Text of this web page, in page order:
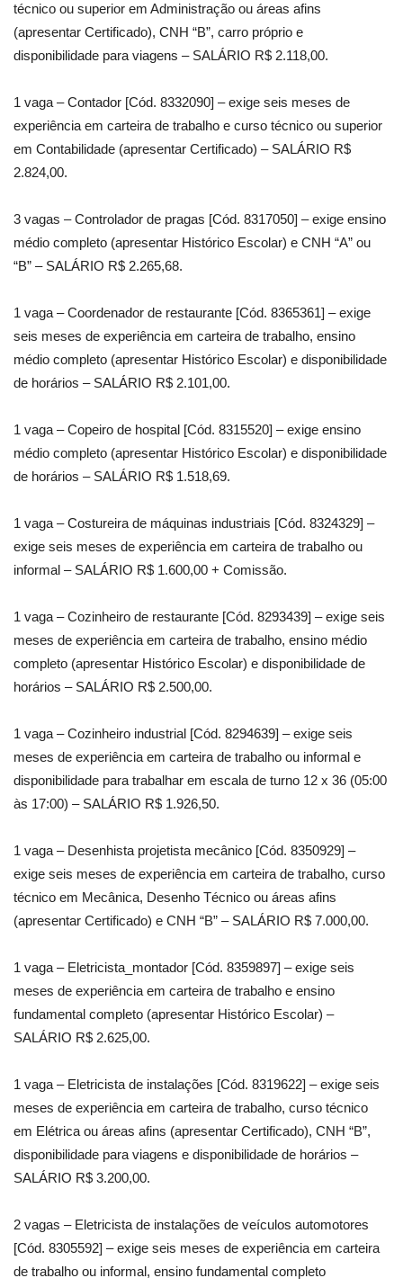
técnico ou superior em Administração ou áreas afins
(apresentar Certificado), CNH “B”, carro próprio e
disponibilidade para viagens – SALÁRIO R$ 2.118,00.
1 vaga – Contador [Cód. 8332090] – exige seis meses de
experiência em carteira de trabalho e curso técnico ou superior
em Contabilidade (apresentar Certificado) – SALÁRIO R$
2.824,00.
3 vagas – Controlador de pragas [Cód. 8317050] – exige ensino
médio completo (apresentar Histórico Escolar) e CNH “A” ou
“B” – SALÁRIO R$ 2.265,68.
1 vaga – Coordenador de restaurante [Cód. 8365361] – exige
seis meses de experiência em carteira de trabalho, ensino
médio completo (apresentar Histórico Escolar) e disponibilidade
de horários – SALÁRIO R$ 2.101,00.
1 vaga – Copeiro de hospital [Cód. 8315520] – exige ensino
médio completo (apresentar Histórico Escolar) e disponibilidade
de horários – SALÁRIO R$ 1.518,69.
1 vaga – Costureira de máquinas industriais [Cód. 8324329] –
exige seis meses de experiência em carteira de trabalho ou
informal – SALÁRIO R$ 1.600,00 + Comissão.
1 vaga – Cozinheiro de restaurante [Cód. 8293439] – exige seis
meses de experiência em carteira de trabalho, ensino médio
completo (apresentar Histórico Escolar) e disponibilidade de
horários – SALÁRIO R$ 2.500,00.
1 vaga – Cozinheiro industrial [Cód. 8294639] – exige seis
meses de experiência em carteira de trabalho ou informal e
disponibilidade para trabalhar em escala de turno 12 x 36 (05:00
às 17:00) – SALÁRIO R$ 1.926,50.
1 vaga – Desenhista projetista mecânico [Cód. 8350929] –
exige seis meses de experiência em carteira de trabalho, curso
técnico em Mecânica, Desenho Técnico ou áreas afins
(apresentar Certificado) e CNH “B” – SALÁRIO R$ 7.000,00.
1 vaga – Eletricista_montador [Cód. 8359897] – exige seis
meses de experiência em carteira de trabalho e ensino
fundamental completo (apresentar Histórico Escolar) –
SALÁRIO R$ 2.625,00.
1 vaga – Eletricista de instalações [Cód. 8319622] – exige seis
meses de experiência em carteira de trabalho, curso técnico
em Elétrica ou áreas afins (apresentar Certificado), CNH “B”,
disponibilidade para viagens e disponibilidade de horários –
SALÁRIO R$ 3.200,00.
2 vagas – Eletricista de instalações de veículos automotores
[Cód. 8305592] – exige seis meses de experiência em carteira
de trabalho ou informal, ensino fundamental completo